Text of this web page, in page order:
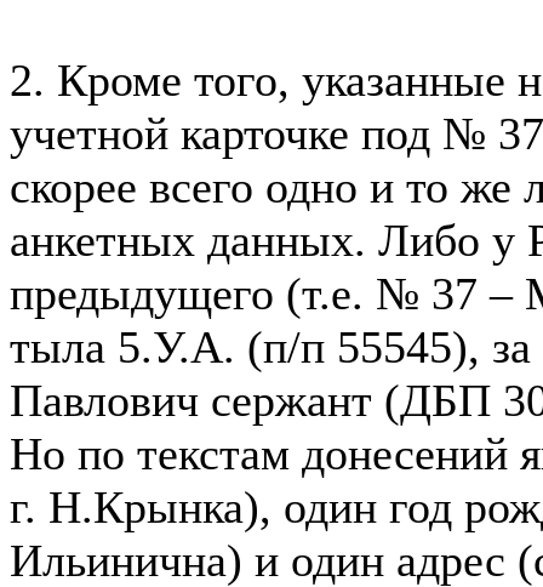
2. Кроме того, указанные
учетной карточке под №
скорее всего одно и то
анкетных данных. Либо у
предыдущего (т.е. № 37 –
тыла 5.У.А. (п/п 55545), за
Павлович сержант (ДБП
Но по текстам донесений
г. Н.Крынка), один год
Ильинична) и один адрес